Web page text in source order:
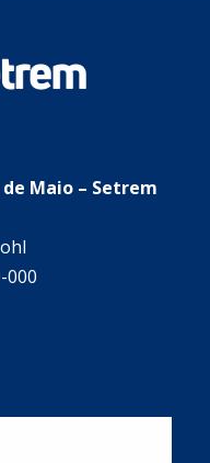
Maio – Setrem
000